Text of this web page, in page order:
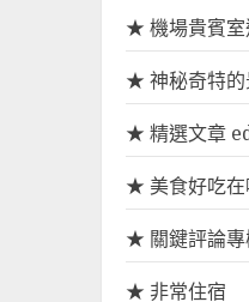
★ 機場貴賓
★ 神秘奇特
★ 精選文章
★ 美食好吃
★ 關鍵評論
★ 非常住宿